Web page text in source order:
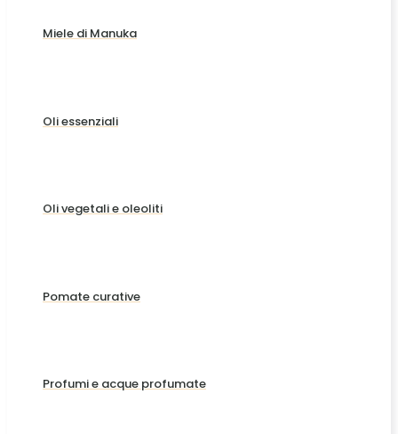
Miele di Manuka
Oli essenziali
Oli vegetali e oleoliti
Pomate curative
Profumi e acque profumate